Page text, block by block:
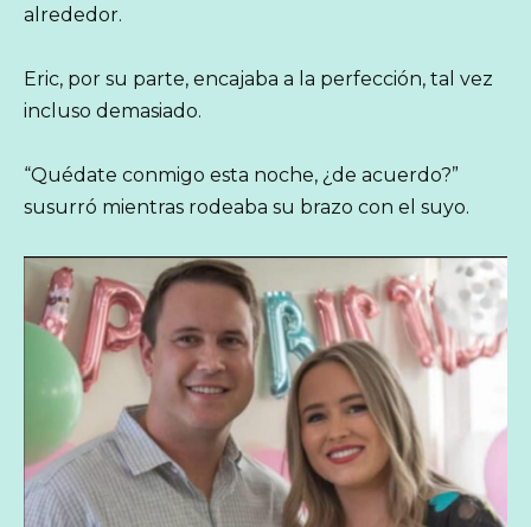
alrededor.
Eric, por su parte, encajaba a la perfección, tal vez
incluso demasiado.
“Quédate conmigo esta noche, ¿de acuerdo?”
susurró mientras rodeaba su brazo con el suyo.